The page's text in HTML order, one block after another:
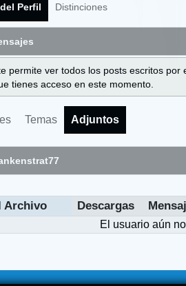
Perfil Distinciones
permite ver todos los posts escritos
tienes acceso en este momento.
Temas Adjuntos
Archivo
Descargas
El usuario aún